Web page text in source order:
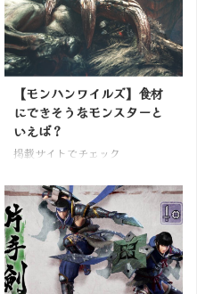
【モンハンワイルズ】食材
にできそうなモンスターと
いえば？
掲載サイトでチェック